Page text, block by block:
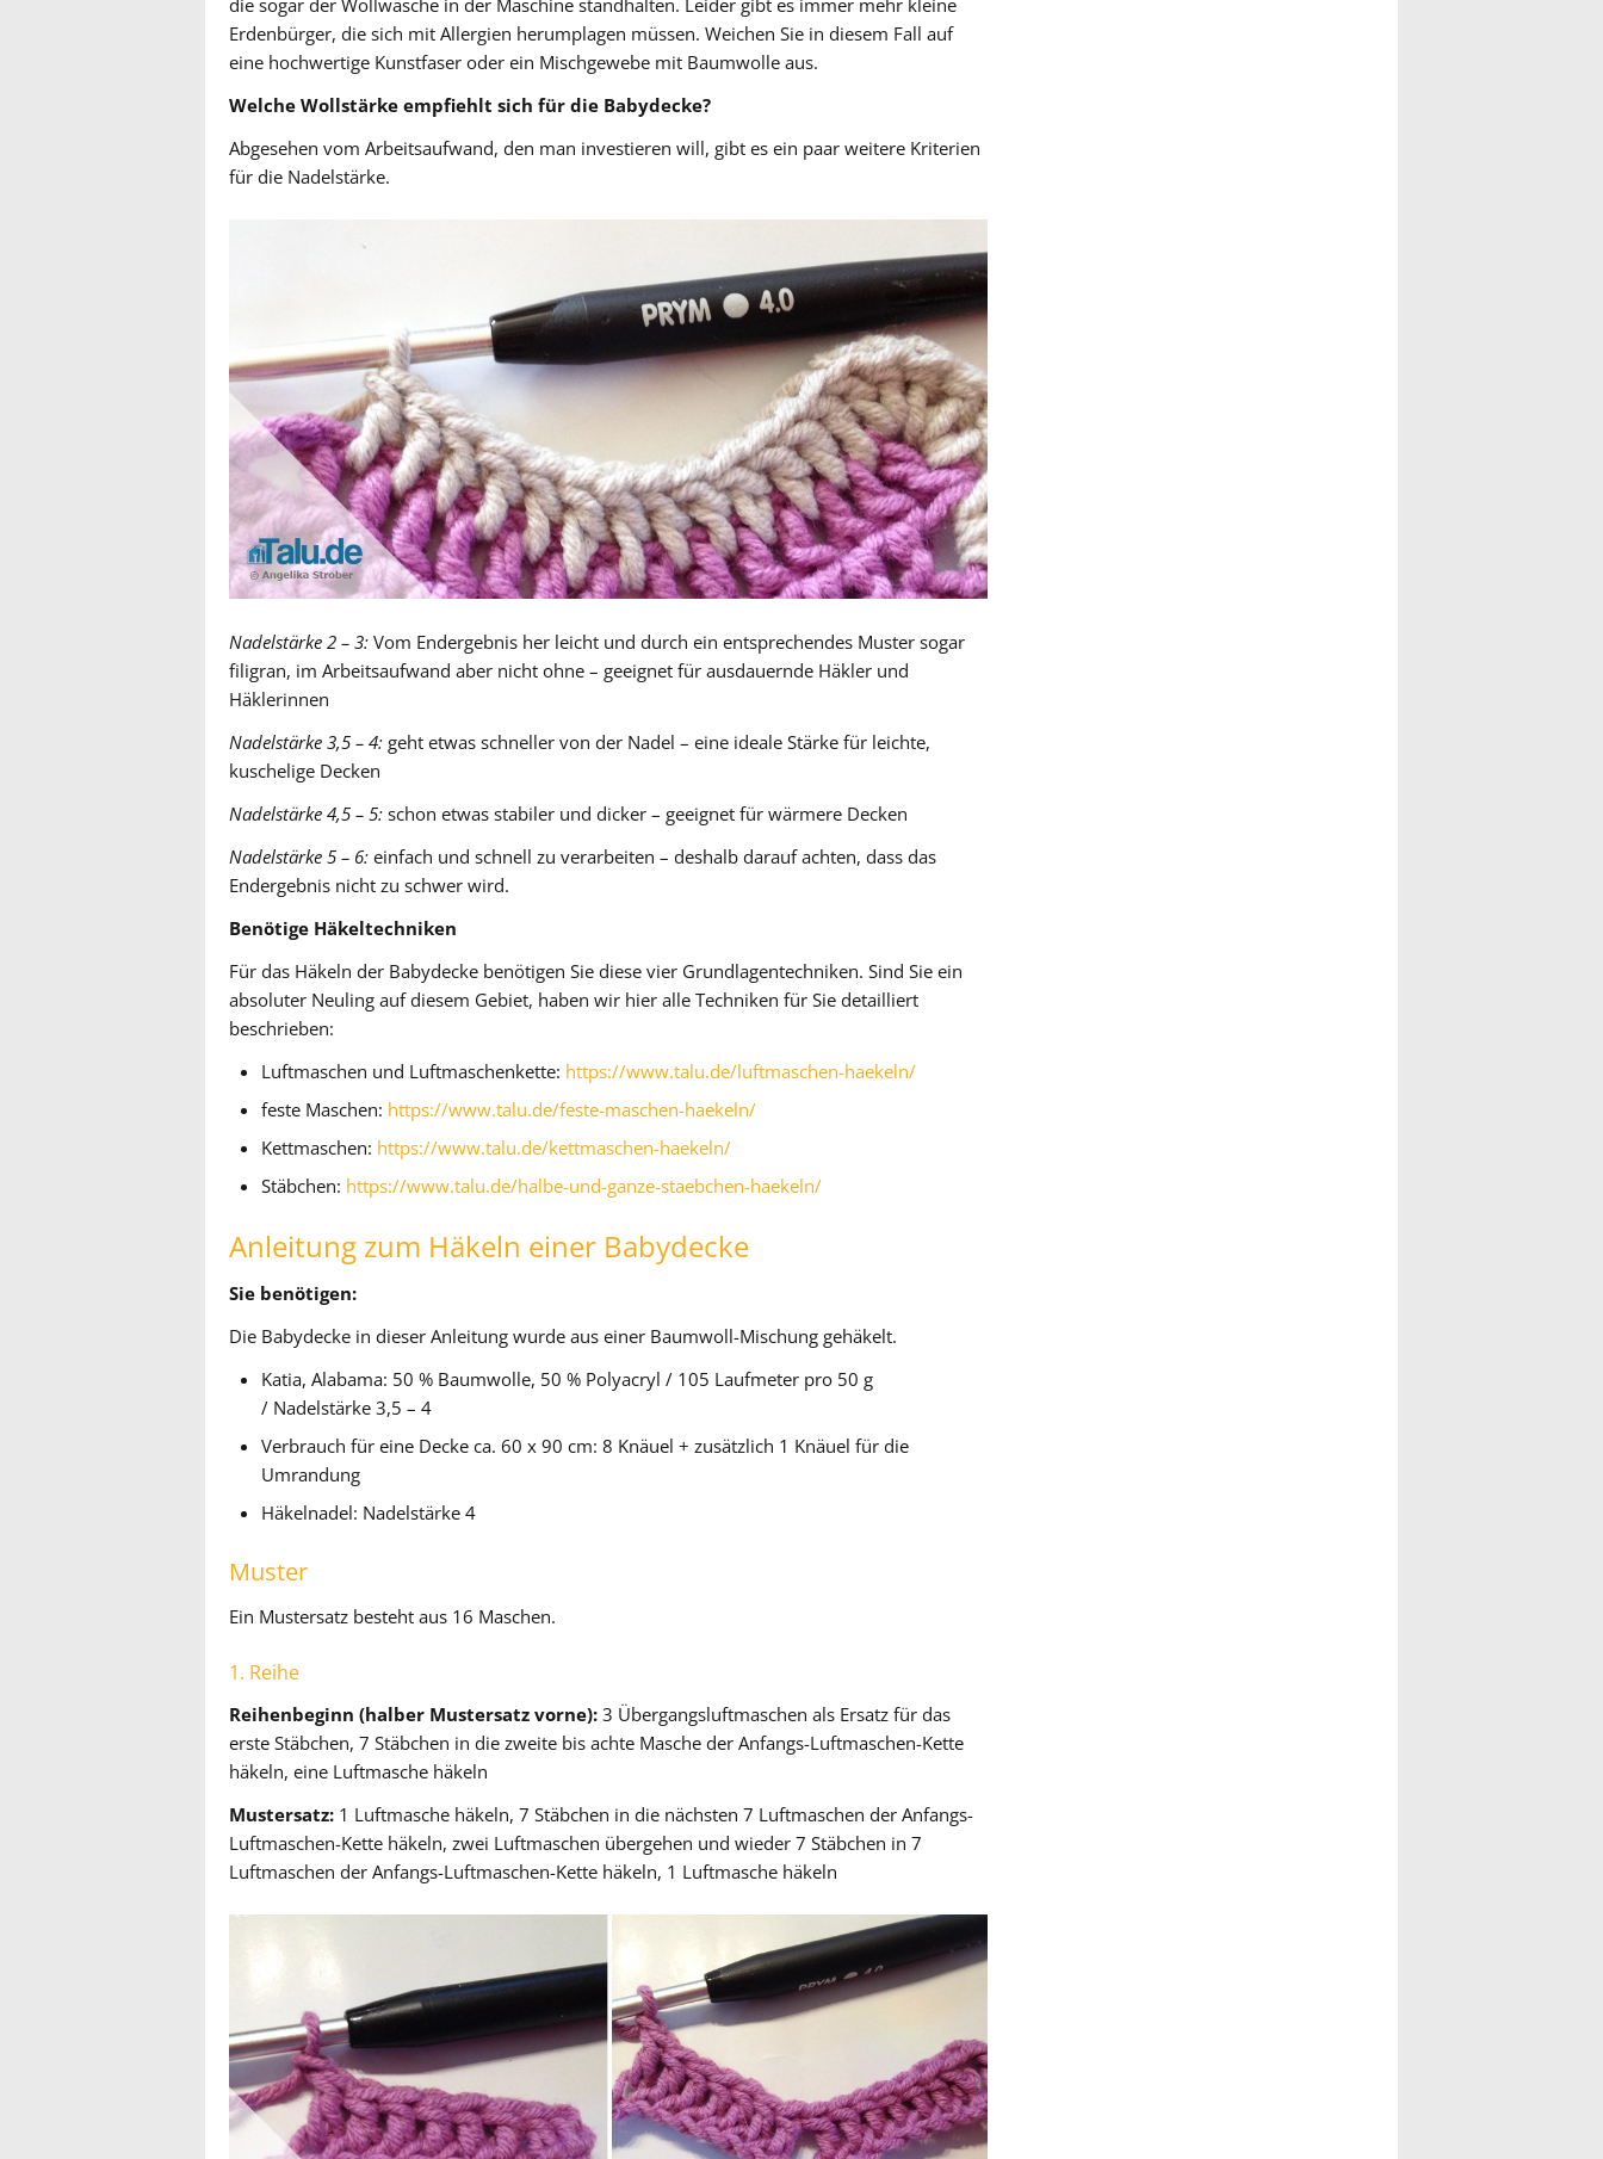
die sogar der Wollwäsche in der Maschine standhalten. Leider gibt es immer mehr kleine
Erdenbürger, die sich mit Allergien herumplagen müssen. Weichen Sie in diesem Fall auf
eine hochwertige Kunstfaser oder ein Mischgewebe mit Baumwolle aus.
Welche Wollstärke empfiehlt sich für die Babydecke?
Abgesehen vom Arbeitsaufwand, den man investieren will, gibt es ein paar weitere Kriterien
für die Nadelstärke.
Nadelstärke 2 – 3: Vom Endergebnis her leicht und durch ein entsprechendes Muster sogar
filigran, im Arbeitsaufwand aber nicht ohne – geeignet für ausdauernde Häkler und
Häklerinnen
Nadelstärke 3,5 – 4: geht etwas schneller von der Nadel – eine ideale Stärke für leichte,
kuschelige Decken
Nadelstärke 4,5 – 5: schon etwas stabiler und dicker – geeignet für wärmere Decken
Nadelstärke 5 – 6: einfach und schnell zu verarbeiten – deshalb darauf achten, dass das
Endergebnis nicht zu schwer wird.
Benötige Häkeltechniken
Für das Häkeln der Babydecke benötigen Sie diese vier Grundlagentechniken. Sind Sie ein
absoluter Neuling auf diesem Gebiet, haben wir hier alle Techniken für Sie detailliert
beschrieben:
Luftmaschen und Luftmaschenkette: https://www.talu.de/luftmaschen-haekeln/
feste Maschen: https://www.talu.de/feste-maschen-haekeln/
Kettmaschen: https://www.talu.de/kettmaschen-haekeln/
Stäbchen: https://www.talu.de/halbe-und-ganze-staebchen-haekeln/
Anleitung zum Häkeln einer Babydecke
Sie benötigen:
Die Babydecke in dieser Anleitung wurde aus einer Baumwoll-Mischung gehäkelt.
Katia, Alabama: 50 % Baumwolle, 50 % Polyacryl / 105 Laufmeter pro 50 g
/ Nadelstärke 3,5 – 4
Verbrauch für eine Decke ca. 60 x 90 cm: 8 Knäuel + zusätzlich 1 Knäuel für die
Umrandung
Häkelnadel: Nadelstärke 4
Muster
Ein Mustersatz besteht aus 16 Maschen.
1. Reihe
Reihenbeginn (halber Mustersatz vorne): 3 Übergangsluftmaschen als Ersatz für das
erste Stäbchen, 7 Stäbchen in die zweite bis achte Masche der Anfangs-Luftmaschen-Kette
häkeln, eine Luftmasche häkeln
Mustersatz: 1 Luftmasche häkeln, 7 Stäbchen in die nächsten 7 Luftmaschen der Anfangs-
Luftmaschen-Kette häkeln, zwei Luftmaschen übergehen und wieder 7 Stäbchen in 7
Luftmaschen der Anfangs-Luftmaschen-Kette häkeln, 1 Luftmasche häkeln